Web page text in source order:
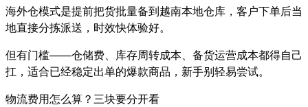
海外仓模式是提前把货批量备到越南本地仓库，客户下单后当
地直接分拣派送，时效快体验好。
但有门槛——仓储费、库存周转成本、备货运营成本都得自己
扛，适合已经稳定出单的爆款商品，新手别轻易尝试。
物流费用怎么算？三块要分开看